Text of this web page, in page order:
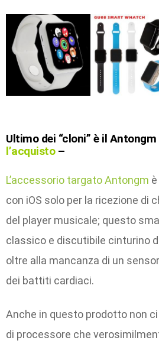
Ultimo dei “cloni” è il Antongm
l’acquisto–
L’accessorio targato Antongm
con iOS solo per la ricezione di
del player musicale; questo
classico e discutibile cinturino
oltre alla mancanza di un
dei battiti cardiaci.
Anche in questo prodotto non
di processore che